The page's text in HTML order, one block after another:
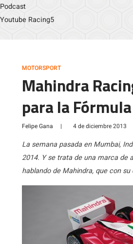
Podcast
Youtube Racing5
MOTORSPORT
Mahindra
para la
Felipe Gana | 4 de diciembre 2013
La semana pasada en Mumbai,
2014. Y se trata de una marca de
hablando de Mahindra, que con